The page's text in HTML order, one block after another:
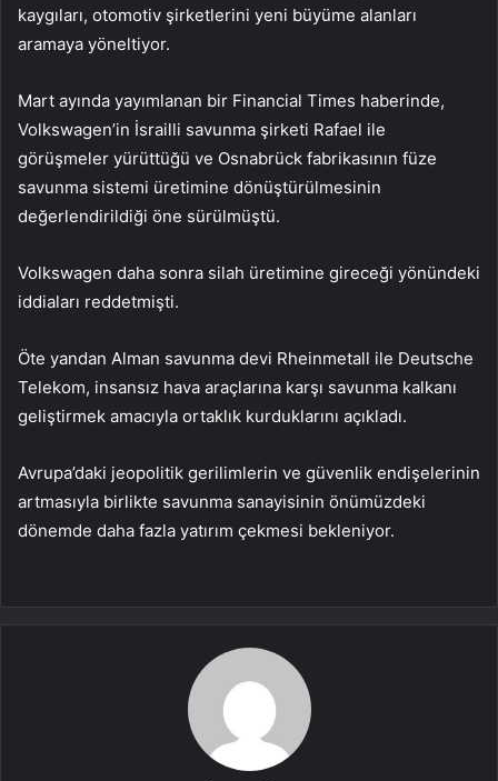
kaygıları, otomotiv şirketlerini yeni büyüme alanları
aramaya yöneltiyor.
Mart ayında yayımlanan bir Financial Times haberinde,
Volkswagen’in İsrailli savunma şirketi Rafael ile
görüşmeler yürüttüğü ve Osnabrück fabrikasının füze
savunma sistemi üretimine dönüştürülmesinin
değerlendirildiği öne sürülmüştü.
Volkswagen daha sonra silah üretimine gireceği yönündeki
iddiaları reddetmişti.
Öte yandan Alman savunma devi Rheinmetall ile Deutsche
Telekom, insansız hava araçlarına karşı savunma kalkanı
geliştirmek amacıyla ortaklık kurduklarını açıkladı.
Avrupa’daki jeopolitik gerilimlerin ve güvenlik endişelerinin
artmasıyla birlikte savunma sanayisinin önümüzdeki
dönemde daha fazla yatırım çekmesi bekleniyor.